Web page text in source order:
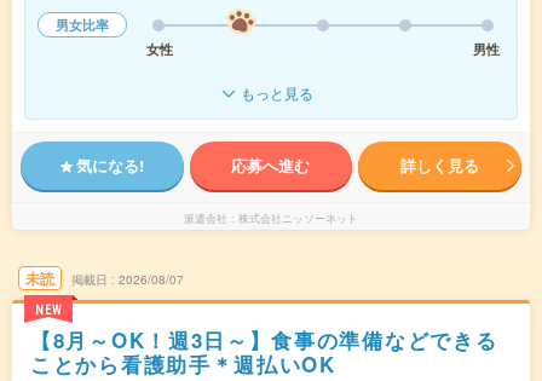
男女比率
女性
男性
もっと見る
気になる! 応募へ進む 詳しく見る
派遣会社 株式会社ニッソーネット
未読
NEW
掲載日 2026/08/07
【8月～OK！週3日～】食事の準備などできる
ことから看護助手＊週払いOK